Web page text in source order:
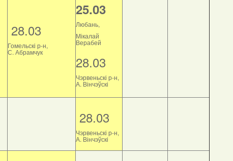
28.03
Гомельскі р-н,
С. Абрамчук
25.03
Любань,
Мікалай
Верабей
28.03
Чэрвеньскі р-н,
А. Вінчэўскі
28.03
Чэрвеньскі р-н,
А. Вінчэўскі